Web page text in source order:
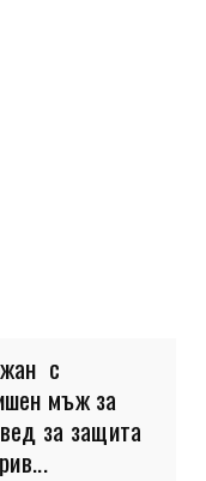
с
мъж за
за защита